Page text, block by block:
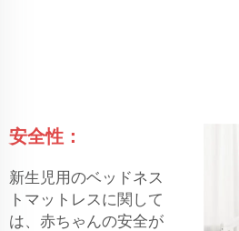
安全性：
新生児用のベッドネス
トマットレスに関して
は、赤ちゃんの安全が